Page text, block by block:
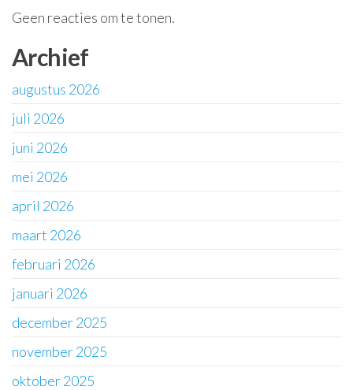
Geen reacties om te tonen.
Archief
augustus 2026
juli 2026
juni 2026
mei 2026
april 2026
maart 2026
februari 2026
januari 2026
december 2025
november 2025
oktober 2025